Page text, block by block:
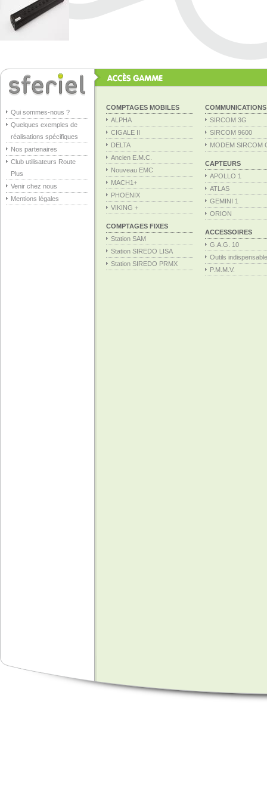
Qui sommes-nous ?
Quelques exemples de
réalisations spécifiques
Nos partenaires
Club utilisateurs Route
Plus
Venir chez nous
Mentions légales
COMPTAGES MOBILES
ALPHA
CIGALE II
DELTA
Ancien E.M.C.
Nouveau EMC
MACH1+
PHOENIX
VIKING +
COMPTAGES FIXES
Station SAM
Station SIREDO LISA
Station SIREDO PRMX
COMMUNICATIONS
SIRCOM 3G
SIRCOM 9600
MODEM SIRCOM
CAPTEURS
APOLLO 1
ATLAS
GEMINI 1
ORION
ACCESSOIRES
G.A.G. 10
Outils
P.M.M.V.